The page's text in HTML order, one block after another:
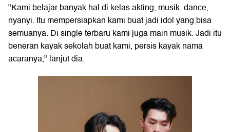
"Kami belajar banyak hal di kelas akting, musik, dance,
nyanyi. Itu mempersiapkan kami buat jadi idol yang bisa
semuanya. Di single terbaru kami juga main musik. Jadi itu
beneran kayak sekolah buat kami, persis kayak nama
acaranya," lanjut dia.